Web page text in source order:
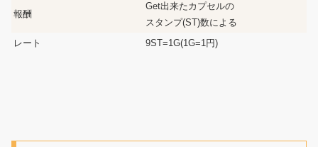
報酬
Get出来たカプセルの
スタンプ(ST)数による
レート
9ST=1G(1G=1円)